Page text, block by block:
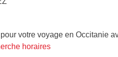
votre voyage en Occitanie
horaires